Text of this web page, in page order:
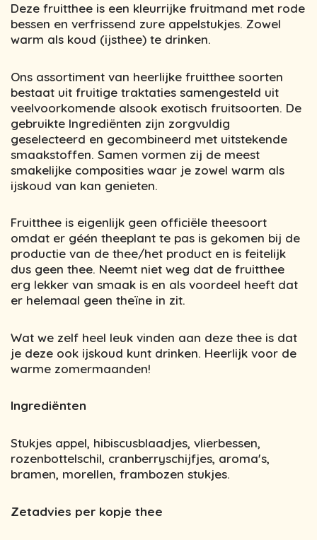
Deze fruitthee is een kleurrijke fruitmand met rode
bessen en verfrissend zure appelstukjes. Zowel
warm als koud (ijsthee) te drinken.
Ons assortiment van heerlijke fruitthee soorten
bestaat uit fruitige traktaties samengesteld uit
veelvoorkomende alsook exotisch fruitsoorten. De
gebruikte Ingrediënten zijn zorgvuldig
geselecteerd en gecombineerd met uitstekende
smaakstoffen. Samen vormen zij de meest
smakelijke composities waar je zowel warm als
ijskoud van kan genieten.
Fruitthee is eigenlijk geen officiële theesoort
omdat er géén theeplant te pas is gekomen bij de
productie van de thee/het product en is feitelijk
dus geen thee. Neemt niet weg dat de fruitthee
erg lekker van smaak is en als voordeel heeft dat
er helemaal geen theïne in zit.
Wat we zelf heel leuk vinden aan deze thee is dat
je deze ook ijskoud kunt drinken. Heerlijk voor de
warme zomermaanden!
Ingrediënten
Stukjes appel, hibiscusblaadjes, vlierbessen,
rozenbottelschil, cranberryschijfjes, aroma's,
bramen, morellen, frambozen stukjes.
Zetadvies per kopje thee